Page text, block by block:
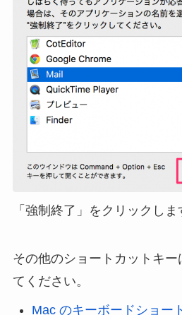
「強制終了」をクリックしま
その他のショートカットキー
てください。
Mac のキーボードショー